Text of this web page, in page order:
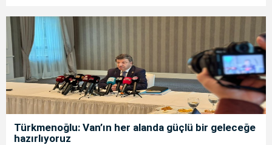
Türkmenoğlu: Van’ın her alanda güçlü bir geleceğe
hazırlıyoruz